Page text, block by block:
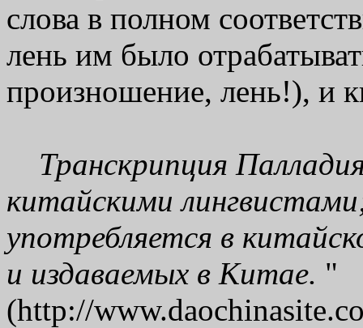
слова в полном
лень им было
произношение, лень!), и
Транскрипция
китайскими
употребляется в
и издаваемых в Китае. "
(http://